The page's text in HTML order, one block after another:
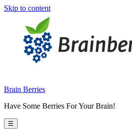
Skip to content
Brain Berries
Have Some Berries For Your Brain!
☰